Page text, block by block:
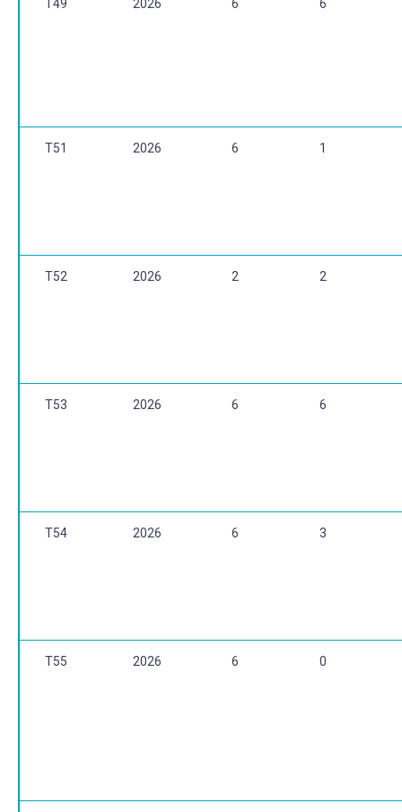
T49 2026 6 6
T51 2026 6 1
T52 2026 2 2
T53 2026 6 6
T54 2026 6 3
T55 2026 6 0